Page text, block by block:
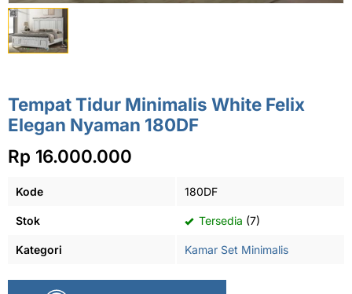
Tempat Tidur Minimalis White Felix
Elegan Nyaman 180DF
Rp 16.000.000
Kode 180DF
Stok Tersedia (7)
Kategori Kamar Set Minimalis